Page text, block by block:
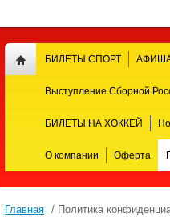
БИЛЕТЫ СПОРТ
Выступление Сборной
БИЛЕТЫ НА ХОККЕЙ
О компании Оферта
Главная / Политика